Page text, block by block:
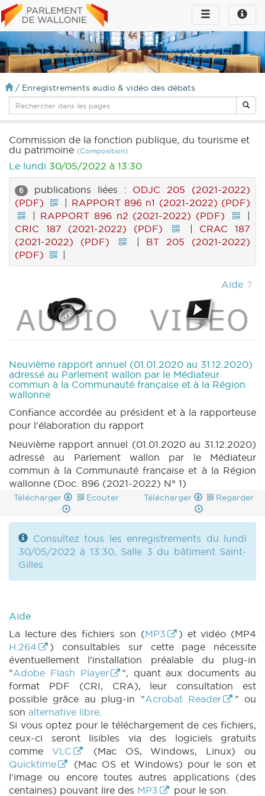
Toggle
infos
Toggle
navigation
/ Enregistrements audio & vidéo des débats
Commission de la fonction publique, du tourisme et
du patrimoine (Composition)
Le lundi 30/05/2022 à 13:30
6 publications liées : ODJC 205 (2021-2022)
(PDF)
| RAPPORT 896 n1 (2021-2022) (PDF)
| RAPPORT 896 n2 (2021-2022) (PDF)
|
CRIC 187 (2021-2022) (PDF)
| CRAC 187
(2021-2022) (PDF)
| BT 205 (2021-2022)
(PDF)
|
Aide
Neuvième rapport annuel (01.01.2020 au 31.12.2020)
adressé au Parlement wallon par le Médiateur
commun à la Communauté française et à la Région
wallonne
Confiance accordée au président et à la rapporteuse
pour l'élaboration du rapport
Neuvième rapport annuel (01.01.2020 au 31.12.2020)
adressé au Parlement wallon par le Médiateur
commun à la Communauté française et à la Région
wallonne (Doc. 896 (2021-2022) N° 1)
Télécharger Ecouter Télécharger Regarder
Consultez tous les enregistrements du lundi
30/05/2022 à 13:30, Salle 3 du bâtiment Saint-
Gilles
Aide
La lecture des fichiers son (MP3
) et vidéo (MP4
H.264
) consultables sur cette page nécessite
éventuellement l'installation préalable du plug-in
"Adobe Flash Player
", quant aux documents au
format PDF (CRI, CRA), leur consultation est
possible grâce au plug-in "Acrobat Reader
" ou
son alternative libre.
Si vous optez pour le téléchargement de ces fichiers,
ceux-ci seront lisibles via des logiciels gratuits
comme VLC
(Mac OS, Windows, Linux) ou
Quicktime
(Mac OS et Windows) pour le son et
l'image ou encore toutes autres applications (des
centaines) pouvant lire des MP3 pour le son.